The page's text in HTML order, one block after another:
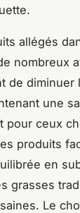
allégés
nombreux
de diminuer
une
pour ceux
produits
en
grasses
Le